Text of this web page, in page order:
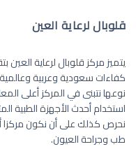
قلوبال لرعاية العين
يتميز مركز قلوبال لرعاية العين
كفاءات سعودية وعربية
نوعها نتبنى في المركز أعلى
استخدام أحدث الأجهزة
نحرص كذلك على أن نكون
طب وجراحة العيون.